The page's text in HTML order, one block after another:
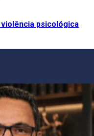
psicológica